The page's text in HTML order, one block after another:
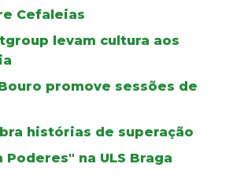
Cefaleias
levam cultura aos
promove sessões de
histórias de superação
Poderes" na ULS Braga